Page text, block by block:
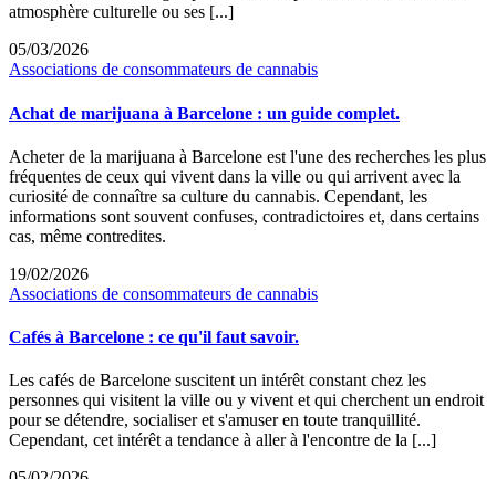
atmosphère culturelle ou ses [...]
05/03/2026
Associations de consommateurs de cannabis
Achat de marijuana à Barcelone : un guide complet.
Acheter de la marijuana à Barcelone est l'une des recherches les plus
fréquentes de ceux qui vivent dans la ville ou qui arrivent avec la
curiosité de connaître sa culture du cannabis. Cependant, les
informations sont souvent confuses, contradictoires et, dans certains
cas, même contredites.
19/02/2026
Associations de consommateurs de cannabis
Cafés à Barcelone : ce qu'il faut savoir.
Les cafés de Barcelone suscitent un intérêt constant chez les
personnes qui visitent la ville ou y vivent et qui cherchent un endroit
pour se détendre, socialiser et s'amuser en toute tranquillité.
Cependant, cet intérêt a tendance à aller à l'encontre de la [...]